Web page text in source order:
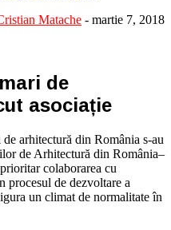
Matache - martie 7, 2018
de
asociație
arhitectură din România s-au
de Arhitectură din România–
colaborarea cu
procesul de dezvoltare a
un climat de normalitate în